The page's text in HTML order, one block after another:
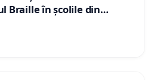
Braille în școlile din